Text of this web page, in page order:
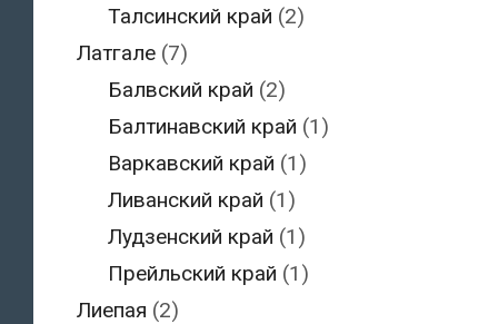
Талсинский край (2)
Латгале(7)
Балвский край (2)
Балтинавский край (1)
Варкавский край (1)
Ливанский край (1)
Лудзенский край (1)
Прейльский край (1)
Лиепая (2)